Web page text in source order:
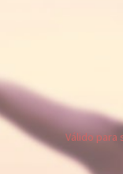
Válido para